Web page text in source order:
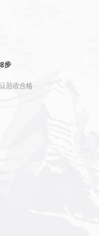
步
验收合格